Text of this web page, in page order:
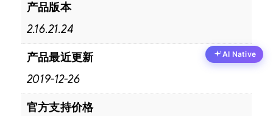
产品版本
2.16.21.24
产品最近更新
2019-12-26
官方支持价格
AI Native